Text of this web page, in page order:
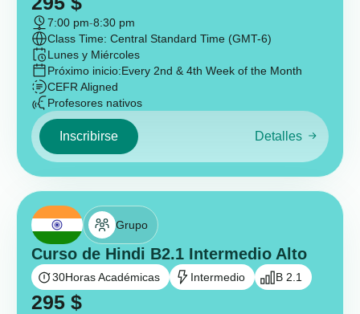
7:00 pm-8:30 pm
Class Time: Central Standard Time (GMT-6)
Lunes y Miércoles
Próximo inicio:Every 2nd & 4th Week of the Month
CEFR Aligned
Profesores nativos
Inscribirse Detalles
Grupo
Curso de Hindi B2.1 Intermedio Alto
30Horas Académicas Intermedio B 2.1
295 $